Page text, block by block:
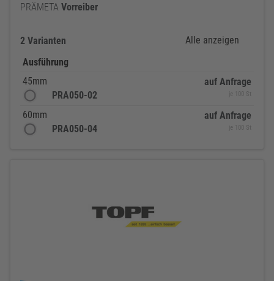
PRÄMETA Vorreiber
2 Varianten
Alle anzeigen
Ausführung
45mm
PRA050-02
auf Anfrage
je 100 St
60mm
PRA050-04
auf Anfrage
je 100 St